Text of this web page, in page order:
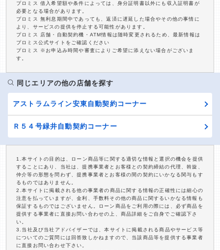
プロミス 借入希望額や条件によっては、身分証明書以外にも収入証明書が
必要となる場合があります。
プロミス 無利息期間中であっても、返済に遅延した場合やその他の事情に
より、サービスの提供を停止する可能性があります。
プロミス 店舗・自動契約機・ATM情報は随時変更されるため、最新情報は
プロミス公式サイトをご確認ください
プロミス ※お申込み時間や審査によりご希望に添えない場合がございま
す。
同じエリアの他の店舗を探す
アストラムライン安東自動契約コーナー
Ｒ５４号緑井自動契約コーナー
1.本サイトの目的は、ローン商品等に関する適切な情報と選択の機会を提供
することにあり、当社は、提携事業者とお客様との契約締結の代理、斡旋、
仲介等の形態を問わず、提携事業者とお客様の間の契約にいかなる関与もす
るものではありません。
2.本サイトに掲載される他の事業者の商品に関する情報の正確性には細心の
注意を払っていますが、金利、手数料その他の商品に関するいかなる情報も
保証するものではございません。ローン商品をご利用の際には、必ず商品を
提供する事業者に直接お問い合わせの上、商品詳細をご自身でご確認下さ
い。
3.当社及び当社アドバイザーでは、本サイトに掲載される商品やサービス等
についてのご質問には回答致しかねますので、当該商品等を提供する事業者
に直接お問い合わせ下さい。